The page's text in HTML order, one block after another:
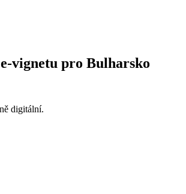
vignetu pro Bulharsko
digitální.